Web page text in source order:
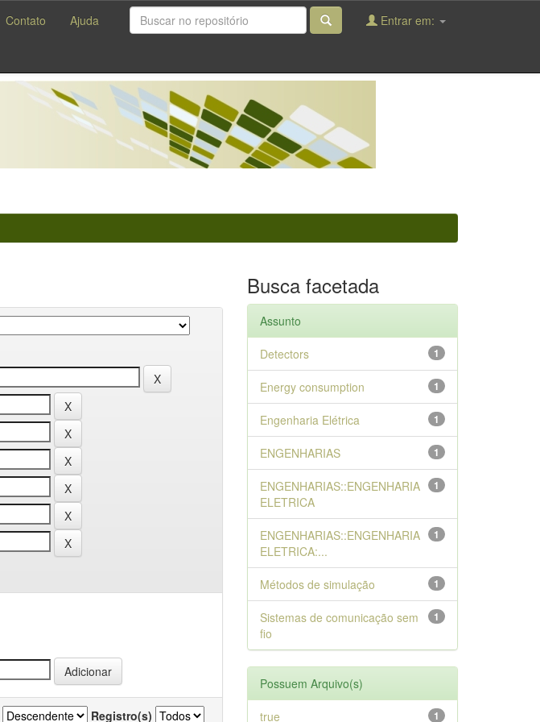
Contato Ajuda Entrar em:
Registro(s)
Busca facetada
Assunto
1
Detectors
1
Energy consumption
1
Engenharia Elétrica
1
ENGENHARIAS
1
ENGENHARIAS::ENGENHARIA
ELETRICA
1
ENGENHARIAS::ENGENHARIA
ELETRICA:...
1
Métodos de simulação
1
Sistemas de comunicação sem
fio
Possuem Arquivo(s)
1
true